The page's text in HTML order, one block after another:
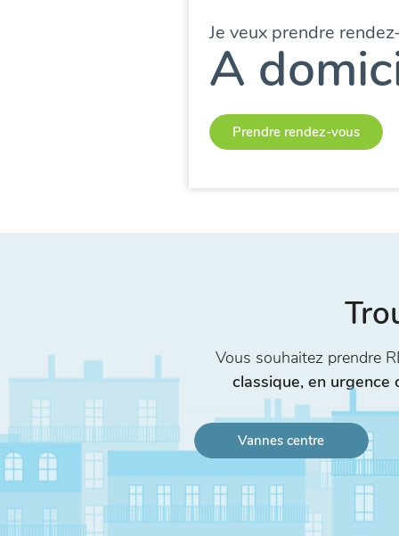
Je veux prendre
A
Prendre rendez-vous
Vous souhaitez prendre
classique, en urgence
Vannes centre